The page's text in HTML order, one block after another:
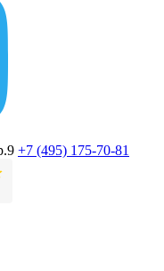
+7 (495) 175-70-81